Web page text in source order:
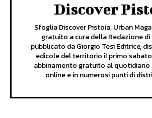
Discover
Sfoglia Discover Pistoia, Urban
gratuito a cura della Redazione
pubblicato da Giorgio Tesi Editrice,
edicole del territorio il primo
abbinamento gratuito al quotidiano
online e in numerosi punti di